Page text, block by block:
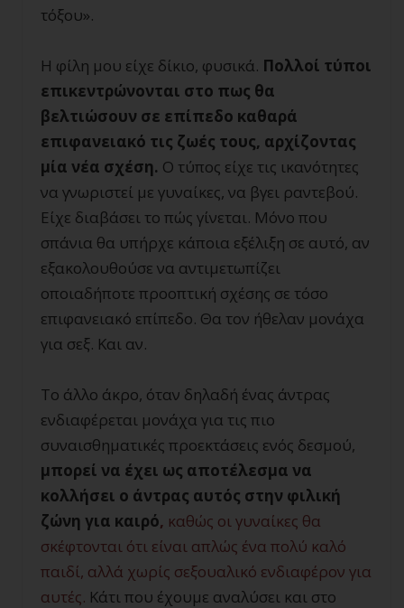
τόξου».
Η φίλη μου είχε δίκιο, φυσικά. Πολλοί τύποι
επικεντρώνονται στο πως θα
βελτιώσουν σε επίπεδο καθαρά
επιφανειακό τις ζωές τους, αρχίζοντας
μία νέα σχέση. Ο τύπος είχε τις ικανότητες
να γνωριστεί με γυναίκες, να βγει ραντεβού.
Είχε διαβάσει το πώς γίνεται. Μόνο που
σπάνια θα υπήρχε κάποια εξέλιξη σε αυτό, αν
εξακολουθούσε να αντιμετωπίζει
οποιαδήποτε προοπτική σχέσης σε τόσο
επιφανειακό επίπεδο. Θα τον ήθελαν μονάχα
για σεξ. Και αν.
Το άλλο άκρο, όταν δηλαδή ένας άντρας
ενδιαφέρεται μονάχα για τις πιο
συναισθηματικές προεκτάσεις ενός δεσμού,
μπορεί να έχει ως αποτέλεσμα να
κολλήσει ο άντρας αυτός στην φιλική
ζώνη για καιρό, καθώς οι γυναίκες θα
σκέφτονται ότι είναι απλώς ένα πολύ καλό
παιδί, αλλά χωρίς σεξουαλικό ενδιαφέρον για
αυτές. Κάτι που έχουμε αναλύσει και στο